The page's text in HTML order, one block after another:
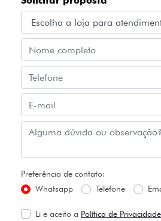
Preferência de contato:
Whatsapp
Telefone
Li e aceito a Política de Privacidade